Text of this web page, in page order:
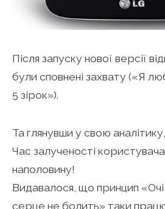
Після запуску нової версії
були сповнені захвату («Я
5 зірок»).
Та глянувши у свою
Час залученості
наполовину!
Видавалося, що принцип
серце не болить» таки